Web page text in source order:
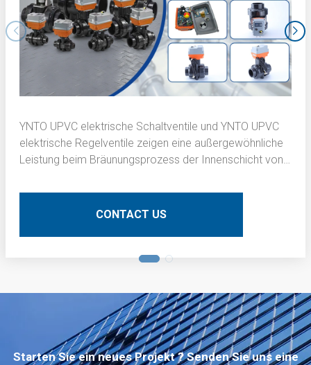
YNTO UPVC elektrische Schaltventile und YNTO UPVC
elektrische Regelventile zeigen eine außergewöhnliche
Leistung beim Bräunungsprozess der Innenschicht von
Beschreibung:
CONTACT US
Starten Sie ein neues Projekt ? Senden Sie uns eine